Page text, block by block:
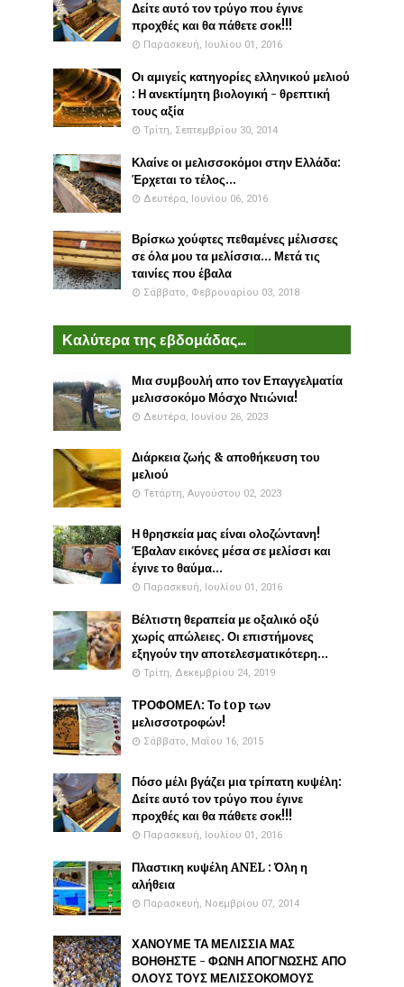
Δείτε αυτό τον τρύγο που έγινε
προχθές και θα πάθετε σοκ!!!
Παρασκευή, Ιουλίου 01, 2016
Οι αμιγείς κατηγορίες ελληνικού μελιού
: Η ανεκτίμητη βιολογική - θρεπτική
τους αξία
Τρίτη, Σεπτεμβρίου 30, 2014
Κλαίνε οι μελισσοκόμοι στην Ελλάδα:
Έρχεται το τέλος...
Δευτέρα, Ιουνίου 06, 2016
Βρίσκω χούφτες πεθαμένες μέλισσες
σε όλα μου τα μελίσσια... Μετά τις
ταινίες που έβαλα
Σάββατο, Φεβρουαρίου 03, 2018
Καλύτερα της εβδομάδας...
Μια συμβουλή απο τον Επαγγελματία
μελισσοκόμο Μόσχο Ντιώνια!
Δευτέρα, Ιουνίου 26, 2023
Διάρκεια ζωής & αποθήκευση του
μελιού
Τετάρτη, Αυγούστου 02, 2023
Η θρησκεία μας είναι ολοζώντανη!
Έβαλαν εικόνες μέσα σε μελίσσι και
έγινε το θαύμα...
Παρασκευή, Ιουλίου 01, 2016
Βέλτιστη θεραπεία με οξαλικό οξύ
χωρίς απώλειες. Οι επιστήμονες
εξηγούν την αποτελεσματικότερη...
Τρίτη, Δεκεμβρίου 24, 2019
ΤΡΟΦΟΜΕΛ: Το top των
μελισσοτροφών!
Σάββατο, Μαΐου 16, 2015
Πόσο μέλι βγάζει μια τρίπατη κυψέλη:
Δείτε αυτό τον τρύγο που έγινε
προχθές και θα πάθετε σοκ!!!
Παρασκευή, Ιουλίου 01, 2016
Πλαστικη κυψέλη ANEL : Όλη η
αλήθεια
Παρασκευή, Νοεμβρίου 07, 2014
ΧΑΝΟΥΜΕ ΤΑ ΜΕΛΙΣΣΙΑ ΜΑΣ
ΒΟΗΘΗΣΤΕ - ΦΩΝΗ ΑΠΟΓΝΩΣΗΣ ΑΠΟ
ΟΛΟΥΣ ΤΟΥΣ ΜΕΛΙΣΣΟΚΟΜΟΥΣ